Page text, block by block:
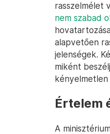
rasszelmélet
nem szabad
alapvetően
jelenségek.
miként
kényelmetlen
Értelem
A